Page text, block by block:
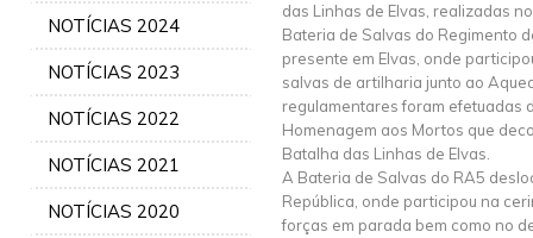
NOTÍCIAS 2024
NOTÍCIAS 2023
NOTÍCIAS 2022
NOTÍCIAS 2021
NOTÍCIAS 2020
das Linhas de Elvas, realizadas
Bateria de Salvas do Regimento
presente em Elvas, onde
salvas de artilharia junto ao
regulamentares foram efetuadas
Homenagem aos Mortos que
Batalha das Linhas de Elvas.
A Bateria de Salvas do RA5
República, onde participou na
forças em parada bem como no